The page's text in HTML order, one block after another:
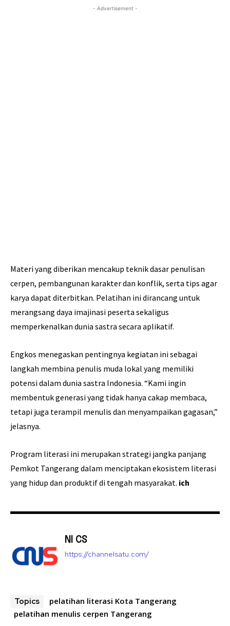
- Advertisement -
Materi yang diberikan mencakup teknik dasar penulisan
cerpen, pembangunan karakter dan konflik, serta tips agar
karya dapat diterbitkan. Pelatihan ini dirancang untuk
merangsang daya imajinasi peserta sekaligus
memperkenalkan dunia sastra secara aplikatif.
Engkos menegaskan pentingnya kegiatan ini sebagai
langkah membina penulis muda lokal yang memiliki
potensi dalam dunia sastra Indonesia. “Kami ingin
membentuk generasi yang tidak hanya cakap membaca,
tetapi juga terampil menulis dan menyampaikan gagasan,”
jelasnya.
Program literasi ini merupakan strategi jangka panjang
Pemkot Tangerang dalam menciptakan ekosistem literasi
yang hidup dan produktif di tengah masyarakat. ich
NI CS
https://channelsatu.com/
Topics
pelatihan literasi Kota Tangerang
pelatihan menulis cerpen Tangerang